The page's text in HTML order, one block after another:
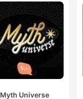
Myth Universe